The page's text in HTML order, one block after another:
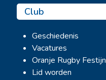
Club
Geschiedenis
Vacatures
Oranje Rugby Festijn
Lid worden